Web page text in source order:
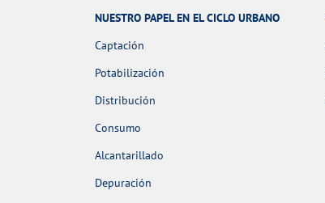
NUESTRO PAPEL EN EL CICLO URBANO
Captación
Potabilización
Distribución
Consumo
Alcantarillado
Depuración